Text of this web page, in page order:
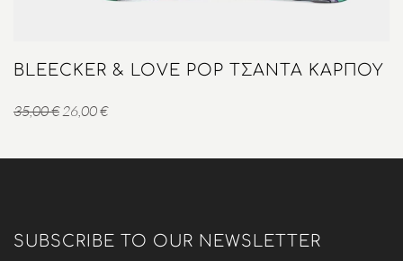
BLEECKER & LOVE POP ΤΣΑΝΤΑ ΚΑΡΠΟΎ
35,00€ Original
was:
26,00€Η
τιμή
SUBSCRIBE TO OUR NEWSLETTER